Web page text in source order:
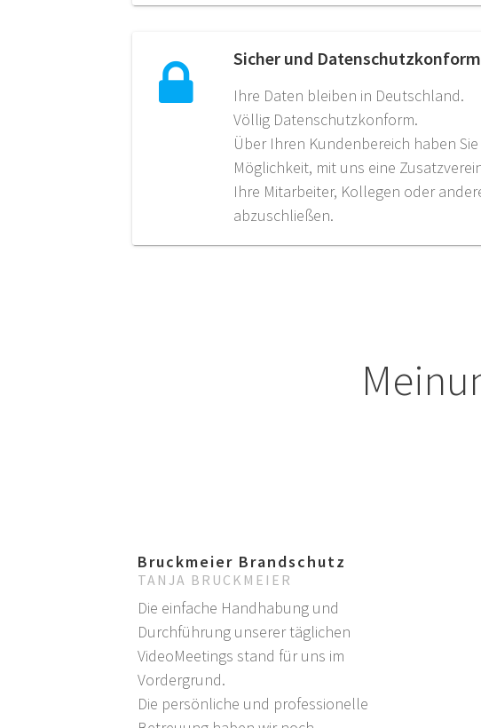
Sicher und Datenschutzkonform
Ihre Daten bleiben in Deutschland.
Völlig Datenschutzkonform.
Über Ihren Kundenbereich haben Sie
Möglichkeit, mit uns eine
Ihre Mitarbeiter, Kollegen oder
abzuschließen.
Bruckmeier Brandschutz
TANJA BRUCKMEIER
Die einfache Handhabung und
Durchführung unserer täglichen
VideoMeetings stand für uns im
Vordergrund.
Die persönliche und professionelle